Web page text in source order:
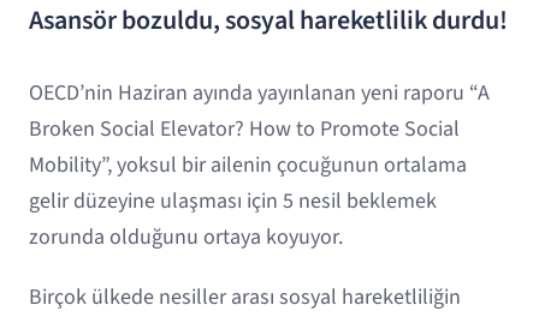
Asansör bozuldu, sosyal hareketlilik durdu!
OECD’nin Haziran ayında yayınlanan yeni raporu “A
Broken Social Elevator? How to Promote Social
Mobility”, yoksul bir ailenin çocuğunun ortalama
gelir düzeyine ulaşması için 5 nesil beklemek
zorunda olduğunu ortaya koyuyor.
Birçok ülkede nesiller arası sosyal hareketliliğin